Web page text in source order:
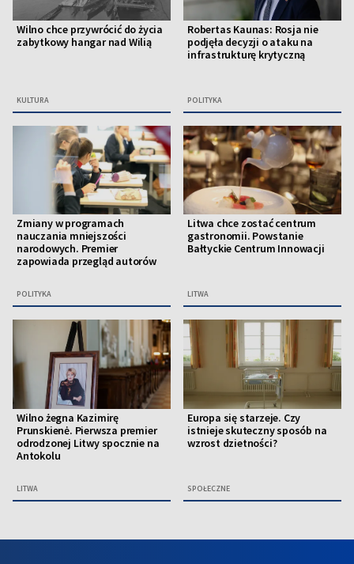
Wilno chce przywrócić do życia
zabytkowy hangar nad Wilią
KULTURA
Robertas Kaunas: Rosja nie
podjęła decyzji o ataku na
infrastrukturę krytyczną
POLITYKA
Zmiany w programach
nauczania mniejszości
narodowych. Premier
zapowiada przegląd autorów
POLITYKA
Litwa chce zostać centrum
gastronomii. Powstanie
Bałtyckie Centrum Innowacji
LITWA
Wilno żegna Kazimirę
Prunskienė. Pierwsza premier
odrodzonej Litwy spocznie na
Antokolu
LITWA
Europa się starzeje. Czy
istnieje skuteczny sposób na
wzrost dzietności?
SPOŁECZNE